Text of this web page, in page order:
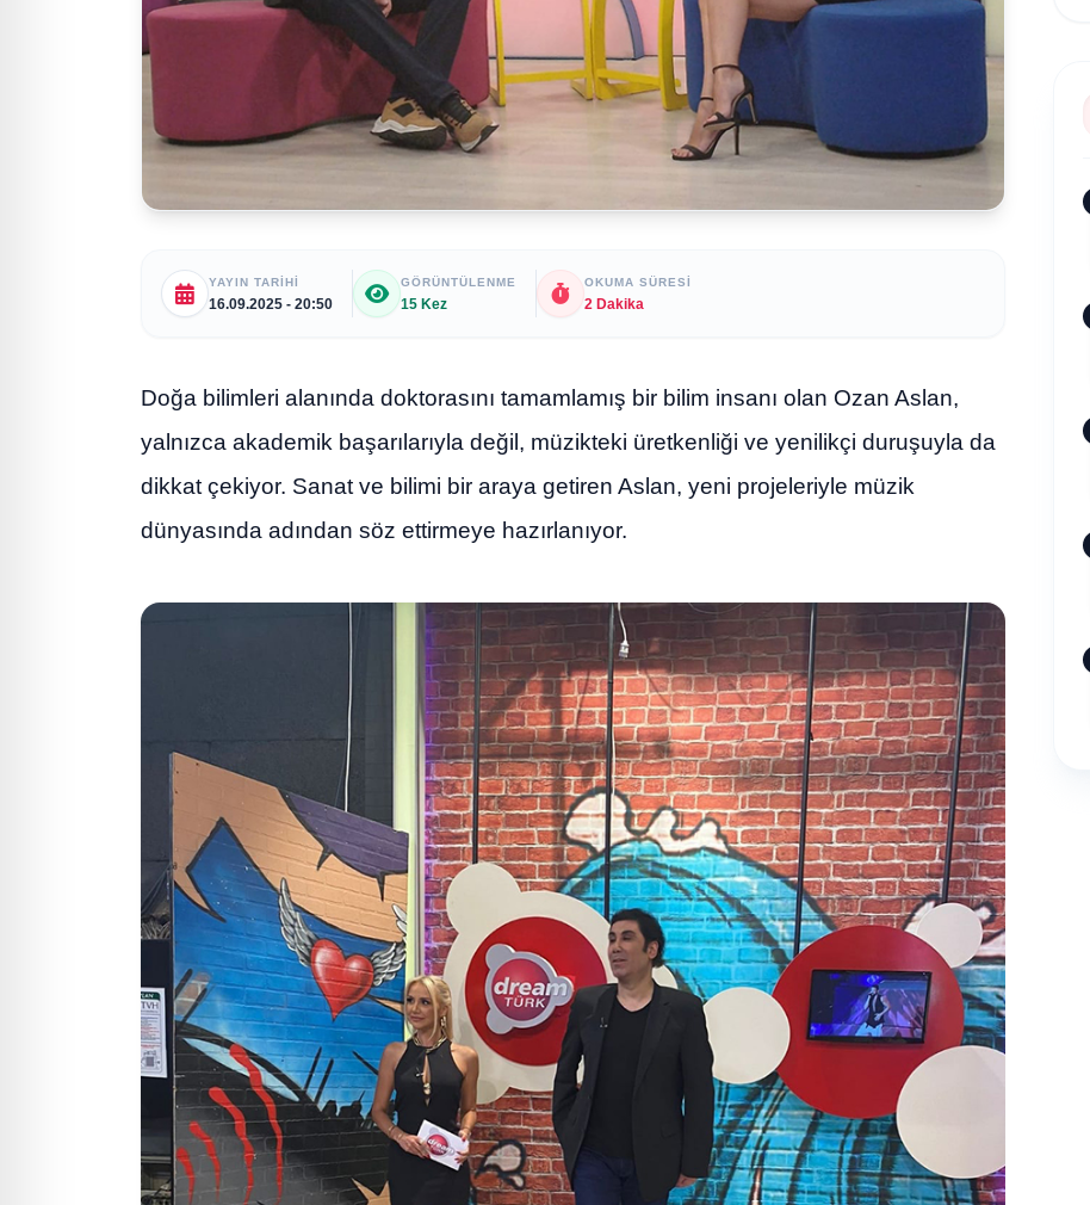
YAYIN TARIHI
16.09.2025 - 20:50
GÖRÜNTÜLENME
15 Kez
OKUMA SÜRESI
2 Dakika
Doğa bilimleri alanında doktorasını tamamlamış bir bilim insanı olan Ozan Aslan,
yalnızca akademik başarılarıyla değil, müzikteki üretkenliği ve yenilikçi duruşuyla da
dikkat çekiyor. Sanat ve bilimi bir araya getiren Aslan, yeni projeleriyle müzik
dünyasında adından söz ettirmeye hazırlanıyor.